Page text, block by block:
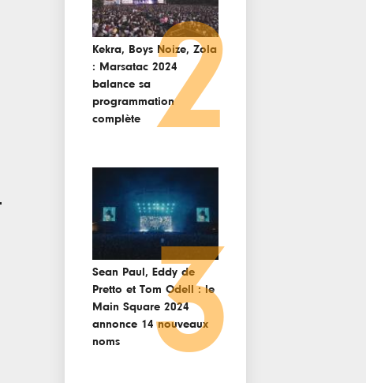
Kekra, Boys Noize, Zola
: Marsatac 2024
balance sa
programmation
complète
2
Sean Paul, Eddy de
Pretto et Tom Odell : le
Main Square 2024
annonce 14 nouveaux
noms
3